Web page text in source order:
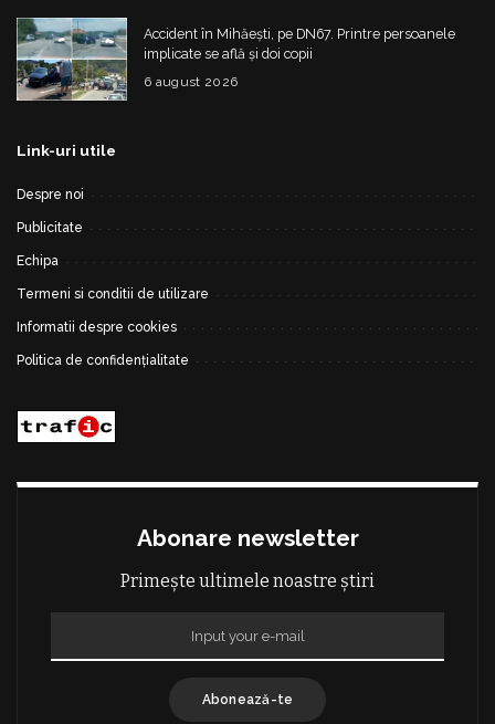
Accident în Mihăești, pe DN67. Printre persoanele
implicate se află și doi copii
6 august 2026
Link-uri utile
Despre noi
Publicitate
Echipa
Termeni si conditii de utilizare
Informatii despre cookies
Politica de confidențialitate
Abonare newsletter
Primește ultimele noastre știri
Abonează-te